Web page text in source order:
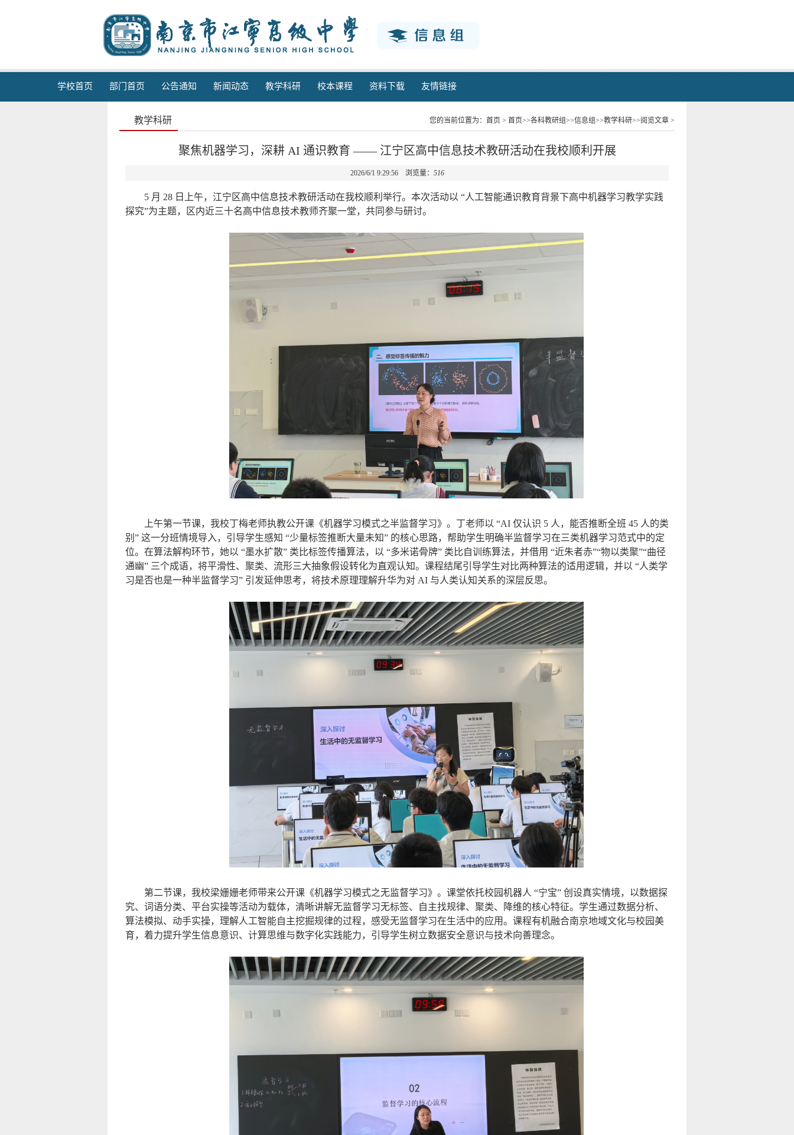
学校首页 部门首页 公告通知 新闻动态 教学科研 校本课程 资料下载 友情链接
您的当前位置为： 首页 > 首页>>各科教研组>>信息组>>教学科研>>阅览文章 >
教学科研
聚焦机器学习，深耕 AI 通识教育 —— 江宁区高中信息技术教研活动在我校顺利开展
2026/6/1 9:29:56 浏览量： 516
5 月 28 日上午，江宁区高中信息技术教研活动在我校顺利举行。本次活动以 “人工智能通识教育背景下高中机器学习教学实践
探究”为主题，区内近三十名高中信息技术教师齐聚一堂，共同参与研讨。
上午第一节课，我校丁梅老师执教公开课《机器学习模式之半监督学习》。丁老师以 “AI 仅认识 5 人，能否推断全班 45 人的类
别” 这一分班情境导入，引导学生感知 “少量标签推断大量未知” 的核心思路，帮助学生明确半监督学习在三类机器学习范式中的定
位。在算法解构环节，她以 “墨水扩散” 类比标签传播算法，以 “多米诺骨牌” 类比自训练算法，并借用 “近朱者赤”“物以类聚”“曲径
通幽” 三个成语，将平滑性、聚类、流形三大抽象假设转化为直观认知。课程结尾引导学生对比两种算法的适用逻辑，并以 “人类学
习是否也是一种半监督学习” 引发延伸思考，将技术原理理解升华为对 AI 与人类认知关系的深层反思。
第二节课，我校梁姗姗老师带来公开课《机器学习模式之无监督学习》。课堂依托校园机器人 “宁宝” 创设真实情境，以数据探
究、词语分类、平台实操等活动为载体，清晰讲解无监督学习无标签、自主找规律、聚类、降维的核心特征。学生通过数据分析、
算法模拟、动手实操，理解人工智能自主挖掘规律的过程，感受无监督学习在生活中的应用。课程有机融合南京地域文化与校园美
育，着力提升学生信息意识、计算思维与数字化实践能力，引导学生树立数据安全意识与技术向善理念。